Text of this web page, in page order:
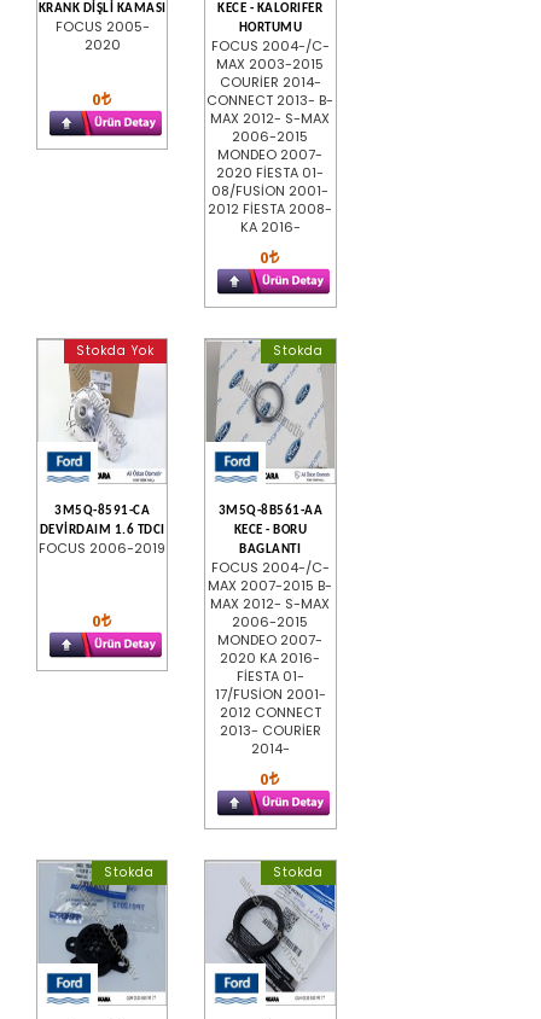
KRANK DİŞLİ KAMASI
FOCUS 2005-
2020
0
KECE - KALORIFER
HORTUMU
FOCUS 2004-/C-
MAX 2003-2015
COURİER 2014-
CONNECT 2013- B-
MAX 2012- S-MAX
2006-2015
MONDEO 2007-
2020 FİESTA 01-
08/FUSİON 2001-
2012 FİESTA 2008-
KA 2016-
0
Stokda Yok
3M5Q-8591-CA
DEVİRDAIM 1.6 TDCI
FOCUS 2006-2019
0
Stokda
3M5Q-8B561-AA
KECE - BORU
BAGLANTI
FOCUS 2004-/C-
MAX 2007-2015 B-
MAX 2012- S-MAX
2006-2015
MONDEO 2007-
2020 KA 2016-
FİESTA 01-
17/FUSİON 2001-
2012 CONNECT
2013- COURİER
2014-
0
Stokda Stokda